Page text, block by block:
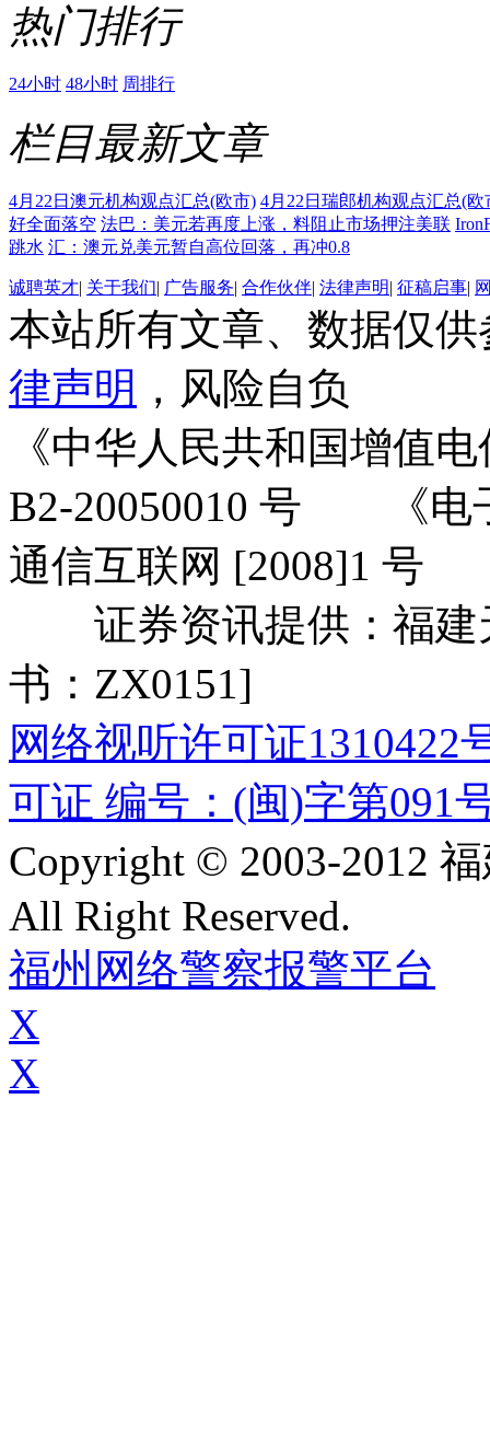
热门排行
24小时 48小时 周排行
栏目最新文章
4月22日澳元机构观点汇总(欧市) 4月22日瑞郎机构观点汇总(欧
好全面落空 法巴：美元若再度上涨，料阻止市场押注美联
跳水 汇：澳元兑美元暂自高位回落，再冲0.8
诚聘英才| 关于我们| 广告服务| 合作伙伴| 法律声明| 征稿启事|
本站所有文章、数据仅
律声明 ，风险自负
《中华人民共和国增值
B2-20050010 号 《电
通信互联网 [2008]1 号
证券资讯提供：福建
书：ZX0151]
网络视听许可证1310422
可证 编号：(闽)字第091
Copyright © 2003-2012
All Right Reserved.
福州网络警察报警平台
X
X